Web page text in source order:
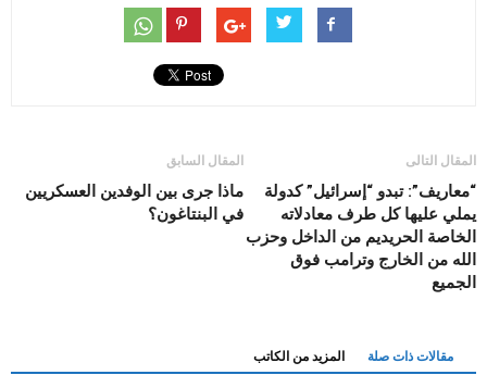
المقال السابق
ماذا جرى بين الوفدين العسكريين
في البنتاغون؟
المقال التالى
“معاريف”: تبدو “إسرائيل” كدولة
يملي عليها كل طرف معادلاته
الخاصة الحريديم من الداخل وحزب
الله من الخارج وترامب فوق
الجميع
مقالات ذات صلة المزيد من الكاتب